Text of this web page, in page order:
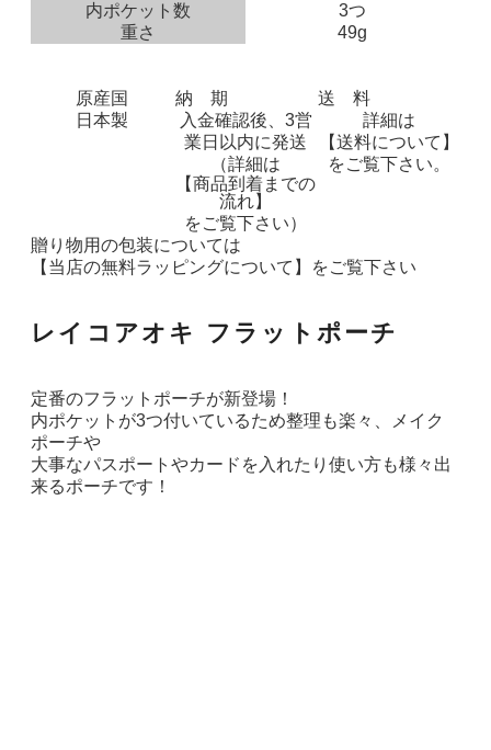
内ポケット数
重さ
3つ
49g
原産国
日本製
納 期
入金確認後、3営
業日以内に発送
（詳細は
【商品到着までの
流れ】
をご覧下さい）
送 料
詳細は
【送料について】
をご覧下さい。
贈り物用の包装については
【当店の無料ラッピングについて】
をご覧下さい
レイコアオキ フラットポーチ
定番のフラットポーチが新登場！
内ポケットが3つ付いているため整理も楽々、メイク
ポーチや
大事なパスポートやカードを入れたり使い方も様々出
来るポーチです！